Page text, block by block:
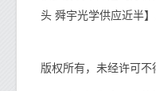
头 舜宇光学供应近半
版权所有，未经许可不